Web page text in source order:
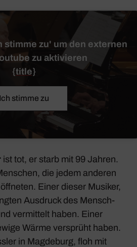
stimme zu' um den externen
zu aktivieren
{title}
Ich stimme zu
ist tot, er starb mit 99 Jahren.
die jedem anderen
Einer dieser Musiker,
Ausdruck des Mensch­
vermit­telt haben. Einer
Wärme versprüht haben.
in Magde­burg, floh mit